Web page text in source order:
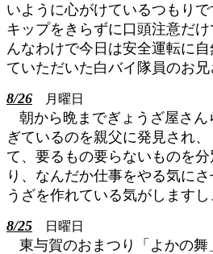
いように心がけているつもり
キップをきらずに口頭注意だ
んなわけで今日は安全運転に
ていただいた白バイ隊員のお兄
8/26 月曜日
朝から晩までぎょうざ屋さ
ぎているのを親父に発見され
て、要るもの要らないものを
り、なんだか仕事をやる気に
うざを作れている気がします
8/25 日曜日
東与賀のおまつり「よかの